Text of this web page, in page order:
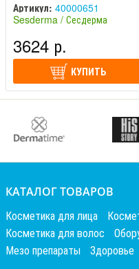
Артикул: 40000651
Sesderma / Сесдерма
3624 р.
КУПИТЬ
КАТАЛОГ ТОВАРОВ
Косметика для лица
Косметика для волос
Мезо препараты
Здоровье